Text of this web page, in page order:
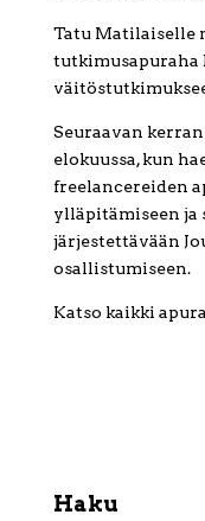
Tatu Matilaiselle
tutkimusapuraha
Seuraavan
elokuussa, kun
freelancereiden
ylläpitämiseen ja
järjestettävään
osallistumiseen.
Katso kaikki
Haku